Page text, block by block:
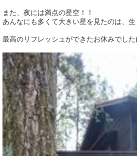
また、夜には満点の星空！！
あんなにも多くて大きい星を見たのは、生
最高のリフレッシュができたお休みでし